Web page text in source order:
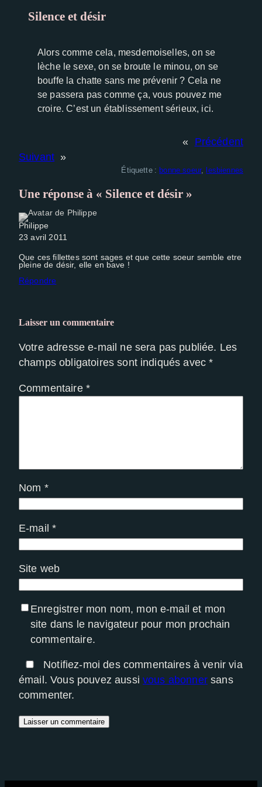
Silence et désir
Alors comme cela, mesdemoiselles, on se
lèche le sexe, on se broute le minou, on se
bouffe la chatte sans me prévenir ? Cela ne
se passera pas comme ça, vous pouvez me
croire. C’est un établissement sérieux, ici.
«
Précédent
Suivant »
Étiquette : bonne soeur, lesbiennes
Une réponse à « Silence et désir »
Philippe
23 avril 2011
Que ces fillettes sont sages et que cette soeur semble etre
pleine de désir, elle en bave !
Répondre
Laisser un commentaire
Votre adresse e-mail ne sera pas publiée. Les
champs obligatoires sont indiqués avec*
Commentaire *
Nom *
E-mail*
Site web
Enregistrer mon nom, mon e-mail et mon
site dans le navigateur pour mon prochain
commentaire.
Notifiez-moi des commentaires à venir via
émail. Vous pouvez aussivous abonnersans
commenter.
Experience
site Web
fonctionne
que possible
lors de votre
visite. Si vous
fonctionnalités